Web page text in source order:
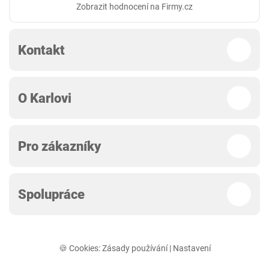
Zobrazit hodnocení na Firmy.cz
Kontakt
O Karlovi
Pro zákazníky
Spolupráce
🍪 Cookies:Zásady používání| Nastavení